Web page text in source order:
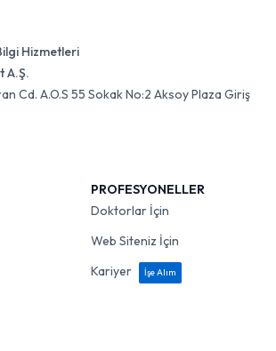
Hizmetleri
A.Ş.
Cd. A.O.S 55 Sokak No:2 Aksoy Plaza Giriş
PROFESYONELLER
Doktorlar İçin
Web Siteniz İçin
Kariyer
İşe Alım